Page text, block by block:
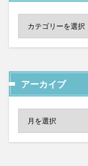
アーカイブ